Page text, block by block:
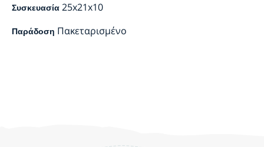
Συσκευασία 25x21x10
Παράδοση Πακεταρισμένο